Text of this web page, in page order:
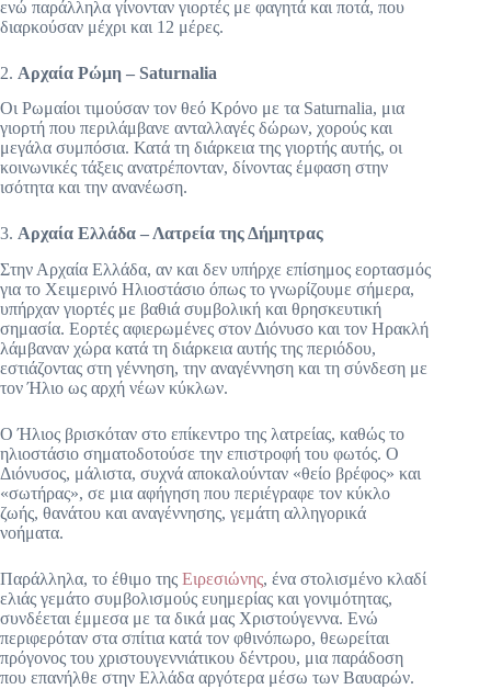
ενώ παράλληλα γίνονταν γιορτές με φαγητά και ποτά, που
διαρκούσαν μέχρι και 12 μέρες.
2. Αρχαία Ρώμη – Saturnalia
Οι Ρωμαίοι τιμούσαν τον θεό Κρόνο με τα Saturnalia, μια
γιορτή που περιλάμβανε ανταλλαγές δώρων, χορούς και
μεγάλα συμπόσια. Κατά τη διάρκεια της γιορτής αυτής, οι
κοινωνικές τάξεις ανατρέπονταν, δίνοντας έμφαση στην
ισότητα και την ανανέωση.
3. Αρχαία Ελλάδα – Λατρεία της Δήμητρας
Στην Αρχαία Ελλάδα, αν και δεν υπήρχε επίσημος εορτασμός
για το Χειμερινό Ηλιοστάσιο όπως το γνωρίζουμε σήμερα,
υπήρχαν γιορτές με βαθιά συμβολική και θρησκευτική
σημασία. Εορτές αφιερωμένες στον Διόνυσο και τον Ηρακλή
λάμβαναν χώρα κατά τη διάρκεια αυτής της περιόδου,
εστιάζοντας στη γέννηση, την αναγέννηση και τη σύνδεση με
τον Ήλιο ως αρχή νέων κύκλων.
Ο Ήλιος βρισκόταν στο επίκεντρο της λατρείας, καθώς το
ηλιοστάσιο σηματοδοτούσε την επιστροφή του φωτός. Ο
Διόνυσος, μάλιστα, συχνά αποκαλούνταν «θείο βρέφος» και
«σωτήρας», σε μια αφήγηση που περιέγραφε τον κύκλο
ζωής, θανάτου και αναγέννησης, γεμάτη αλληγορικά
νοήματα.
Παράλληλα, το έθιμο της Ειρεσιώνης, ένα στολισμένο κλαδί
ελιάς γεμάτο συμβολισμούς ευημερίας και γονιμότητας,
συνδέεται έμμεσα με τα δικά μας Χριστούγεννα. Ενώ
περιφερόταν στα σπίτια κατά τον φθινόπωρο, θεωρείται
πρόγονος του χριστουγεννιάτικου δέντρου, μια παράδοση
που επανήλθε στην Ελλάδα αργότερα μέσω των Βαυαρών.